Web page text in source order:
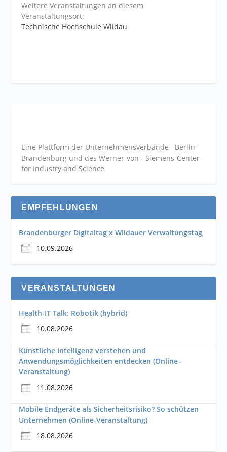
Weitere Veranstaltungen an diesem
Veranstaltungsort:
Technische Hochschule Wildau
Eine Plattform der Unternehmensverbände Berlin-
Brandenburg und des Werner-von- Siemens-Center
for Industry and Science
EMPFEHLUNGEN
Brandenburger Digitaltag x Wildauer Verwaltungstag
10.09.2026
VERANSTALTUNGEN
Health-IT Talk: Robotik (hybrid)
10.08.2026
Künstliche Intelligenz verstehen und
Anwendungsmöglichkeiten entdecken (Online–
Veranstaltung)
11.08.2026
Mobile Endgeräte als Sicherheitsrisiko? So schützen
Unternehmen (Online-Veranstaltung)
18.08.2026